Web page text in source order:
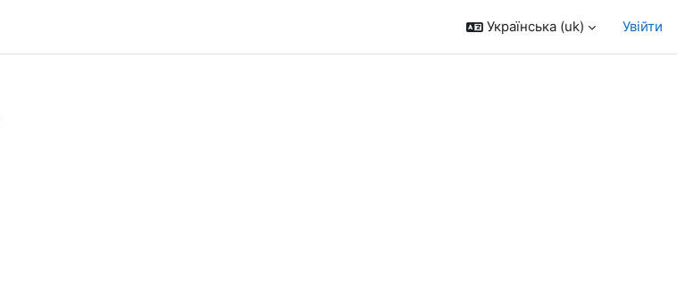
Українська ‎(uk)‎ Увійти